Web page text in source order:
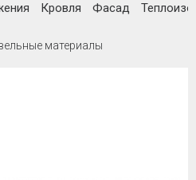
Кровля Фасад
материалы